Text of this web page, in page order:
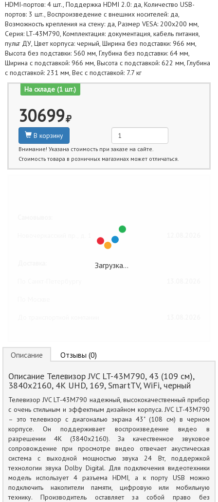
HDMI-портов: 4 шт., Поддержка HDMI 2.0: да, Количество USB-
портов: 3 шт., Воспроизведение с внешних носителей: да,
Возможность крепления на стену: да, Размер VESA: 200x200 мм,
Серия: LT-43M790, Комплектация: документация, кабель питания,
пульт ДУ, Цвет корпуса: черный, Ширина без подставки: 966 мм,
Высота без подставки: 560 мм, Глубина без подставки: 64 мм,
Ширина с подставкой: 966 мм, Высота с подставкой: 622 мм, Глубина
с подставкой: 231 мм, Вес с подставкой: 7.7 кг
На складе (1 шт.)
30699
В корзину
Внимание! Указана стоимость при заказе на сайте.
Стоимость товара в розничных магазинах может отличаться.
Загрузка…
Описание Отзывы (0)
Описание Телевизор JVC LT-43M790, 43 (109 см),
3840x2160, 4К UHD, 169, SmartTV, WiFi, черный
Телевизор JVC LT-43M790 надежный, высококачественный прибор
с очень стильным и эффектным дизайном корпуса. JVC LT-43M790
– это телевизор с диагональю экрана 43" (108 см) в черном
корпусе. Он поддерживает воспроизведение видео в
разрешении 4K (3840x2160). За качественное звуковое
сопровождение при просмотре видео отвечает акустическая
система с выходной мощностью звука 24 Вт, поддержкой
технологии звука Dolby Digital. Для подключения видеотехники
модель использует 4 разъема HDMI, а к порту USB можно
подключить накопители памяти, цифровую или мобильную
технику. Производитель оставляет за собой право без